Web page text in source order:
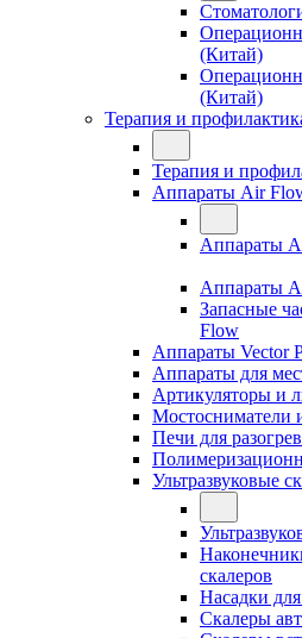
(Китай)
(Китай)
Терапия и
Терапия и
Аппараты Air
Аппараты
Аппараты
Запасные
Flow
Аппараты Vector
Аппараты для
Артикуляторы и
Мостосниматели
Печи для
Ультразвуковые
скалеров
Насадки для
Скалеры